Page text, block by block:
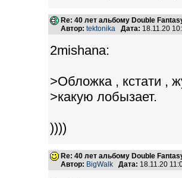
Re: 40 лет альбому Double
Автор: tektonika Дата: 18.11.20
2mishana:
>Обложка , кстати ,
>какую лобызает.
))))
Re: 40 лет альбому Double
Автор: BigWalk Дата: 18.11.20